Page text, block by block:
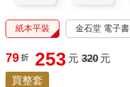
紙本平裝 金石堂 電子書
79 折 253 元 320 元
買整套